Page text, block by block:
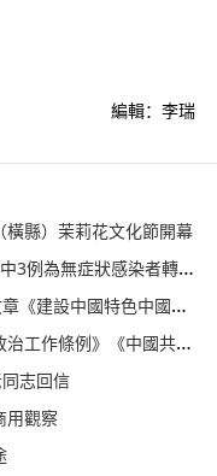
編輯：李瑞
縣）茉莉花文化節開幕
為無症狀感染者轉確診
學，更好認識源遠流長博大精深的中華文明》
黨黨員權利保障條例》 中共中央總書記習近平主持會議
志回信
用觀察